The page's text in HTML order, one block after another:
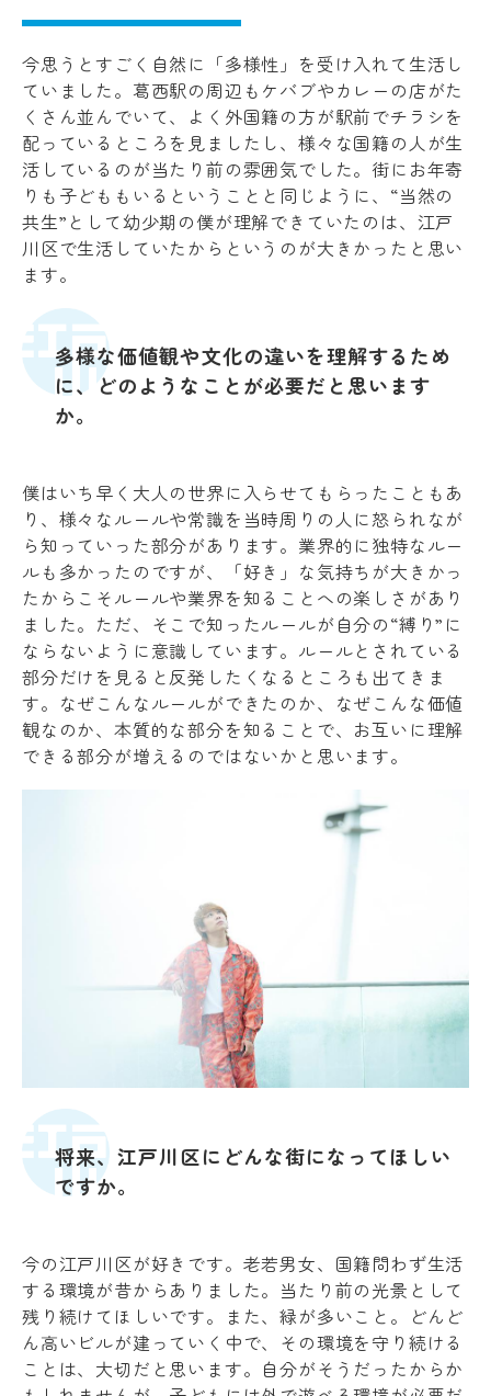
今思うとすごく自然に「多様性」を受け入れて生活し
ていました。葛西駅の周辺もケバブやカレーの店がた
くさん並んでいて、よく外国籍の方が駅前でチラシを
配っているところを見ましたし、様々な国籍の人が生
活しているのが当たり前の雰囲気でした。街にお年寄
りも子どももいるということと同じように、“当然の
共生”として幼少期の僕が理解できていたのは、江戸
川区で生活していたからというのが大きかったと思い
ます。
多様な価値観や文化の違いを理解するため
に、どのようなことが必要だと思います
か。
僕はいち早く大人の世界に入らせてもらったこともあ
り、様々なルールや常識を当時周りの人に怒られなが
ら知っていった部分があります。業界的に独特なルー
ルも多かったのですが、「好き」な気持ちが大きかっ
たからこそルールや業界を知ることへの楽しさがあり
ました。ただ、そこで知ったルールが自分の“縛り”に
ならないように意識しています。ルールとされている
部分だけを見ると反発したくなるところも出てきま
す。なぜこんなルールができたのか、なぜこんな価値
観なのか、本質的な部分を知ることで、お互いに理解
できる部分が増えるのではないかと思います。
将来、江戸川区にどんな街になってほしい
ですか。
今の江戸川区が好きです。老若男女、国籍問わず生活
する環境が昔からありました。当たり前の光景として
残り続けてほしいです。また、緑が多いこと。どんど
ん高いビルが建っていく中で、その環境を守り続ける
ことは、大切だと思います。自分がそうだったからか